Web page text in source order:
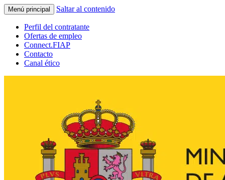
Menú principal Saltar al contenido
Perfil del contratante
Ofertas de empleo
Connect.FIAP
Contacto
Canal ético